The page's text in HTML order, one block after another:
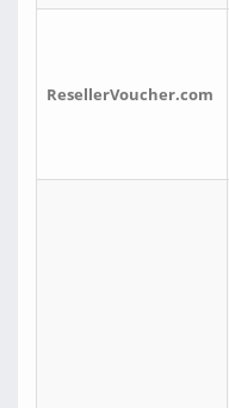
ResellerVoucher.com